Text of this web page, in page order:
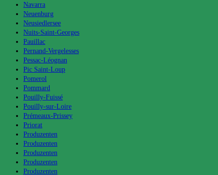
Navarra
Neuenburg
Neusiedlersee
Nuits-Saint-Georges
Pauillac
Pernand-Vergelesses
Pessac-Léognan
Pic Saint-Loup
Pomerol
Pommard
Pouilly-Fuissé
Pouilly-sur-Loire
Prémeaux-Prissey
Priorat
Produzenten
Produzenten
Produzenten
Produzenten
Produzenten